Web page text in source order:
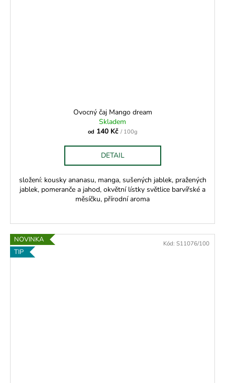
Ovocný čaj Mango dream
Skladem
od 140 Kč / 100g
DETAIL
složení: kousky ananasu, manga, sušených jablek, pražených
jablek, pomeranče a jahod, okvětní lístky světlice barvířské a
měsíčku, přírodní aroma
NOVINKA
TIP
Kód: S11076/100